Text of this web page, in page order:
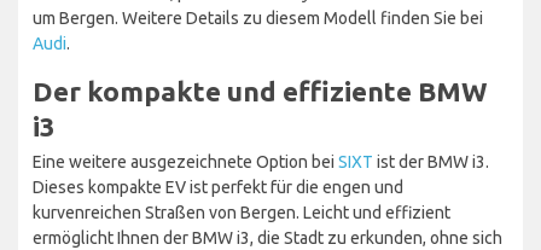
um Bergen. Weitere Details zu diesem Modell finden Sie bei
Audi.
Der kompakte und effiziente BMW
i3
Eine weitere ausgezeichnete Option bei SIXT ist der BMW i3.
Dieses kompakte EV ist perfekt für die engen und
kurvenreichen Straßen von Bergen. Leicht und effizient
ermöglicht Ihnen der BMW i3, die Stadt zu erkunden, ohne sich